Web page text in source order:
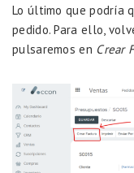
Lo último que podría
pedido. Para ello,
pulsaremos en Crear